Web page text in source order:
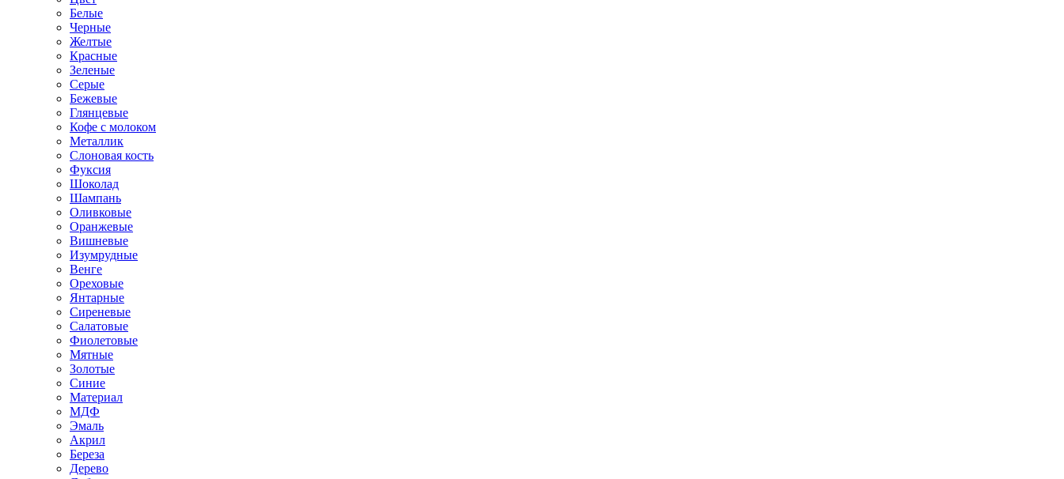
Белые
Черные
Желтые
Красные
Зеленые
Серые
Бежевые
Глянцевые
Кофе с молоком
Металлик
Слоновая кость
Фуксия
Шоколад
Шампань
Оливковые
Оранжевые
Вишневые
Изумрудные
Венге
Ореховые
Янтарные
Сиреневые
Салатовые
Фиолетовые
Мятные
Золотые
Синие
Материал
МДФ
Эмаль
Акрил
Береза
Дерево